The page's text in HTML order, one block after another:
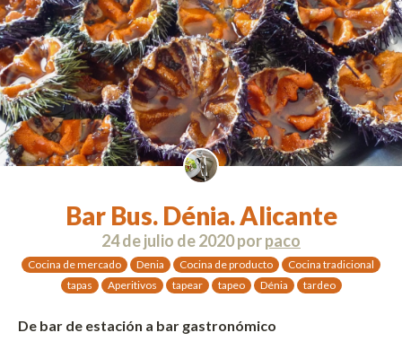
Bar Bus. Dénia. Alicante
24 de julio de 2020porpaco
Cocina de mercado Denia Cocina de producto
Cocina tradicional
tapas
Aperitivos tapear tapeo Dénia tardeo
De bar de estación a bar gastronómico